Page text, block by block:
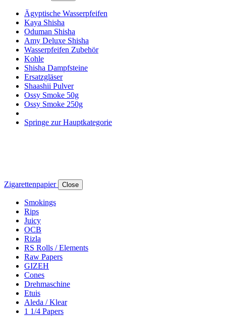
Ägyptische Wasserpfeifen
Kaya Shisha
Oduman Shisha
Amy Deluxe Shisha
Wasserpfeifen Zubehör
Kohle
Shisha Dampfsteine
Ersatzgläser
Shaashii Pulver
Ossy Smoke 50g
Ossy Smoke 250g
Springe zur Hauptkategorie
Zigarettenpapier Close
Smokings
Rips
Juicy
OCB
Rizla
RS Rolls / Elements
Raw Papers
GIZEH
Cones
Drehmaschine
Etuis
Aleda / Klear
1 1/4 Papers